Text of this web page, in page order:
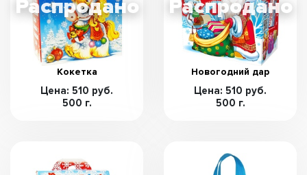
Кокетка
Цена: 510 руб.
500 г.
Новогодний дар
Цена: 510 руб.
500 г.